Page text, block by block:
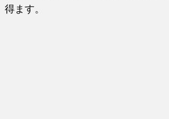
得ます。